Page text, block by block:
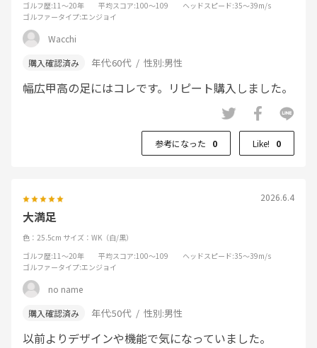
ゴルフ歴:11～20年 平均スコア:100～109 ヘッドスピード:35～39m/s
ゴルファータイプ:エンジョイ
Wacchi
年代:60代 性別:男性
幅広甲高の足にはコレです。リピート購入しました。
参考になった 0 Like! 0
2026.6.4
大満足
色：25.5cm サイズ：WK（白/黒）
ゴルフ歴:11～20年 平均スコア:100～109 ヘッドスピード:35～39m/s
ゴルファータイプ:エンジョイ
no name
年代:50代 性別:男性
以前よりデザインや機能で気になっていました。